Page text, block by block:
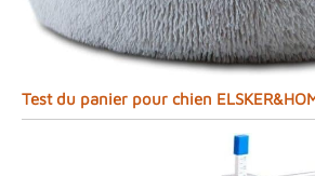
Test du panier pour chien